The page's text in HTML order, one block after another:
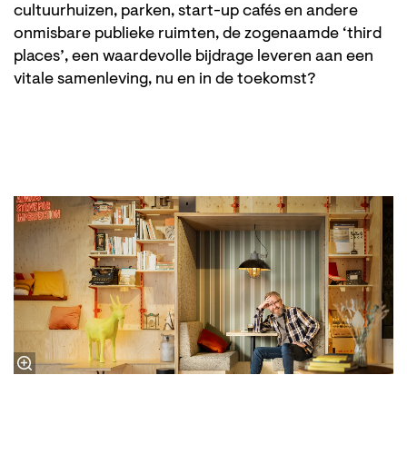
cultuurhuizen, parken, start-up cafés en andere
onmisbare publieke ruimten, de zogenaamde ‘third
places’, een waardevolle bijdrage leveren aan een
vitale samenleving, nu en in de toekomst?